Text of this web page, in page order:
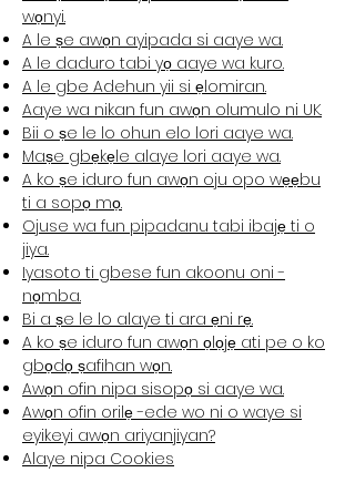
wọnyi.
A le ṣe awọn ayipada si aaye wa.
A le daduro tabi yọ aaye wa kuro.
A le gbe Adehun yii si ẹlomiran.
Aaye wa nikan fun awọn olumulo ni UK.
Bii o ṣe le lo ohun elo lori aaye wa.
Maṣe gbẹkẹle alaye lori aaye wa.
A ko ṣe iduro fun awọn oju opo wẹẹbu
ti a sopọ mọ.
Ojuse wa fun pipadanu tabi ibajẹ ti o
jiya.
Iyasoto ti gbese fun akoonu oni -
nọmba.
Bi a ṣe le lo alaye ti ara ẹni rẹ.
A ko ṣe iduro fun awọn ọlọjẹ ati pe o ko
gbọdọ ṣafihan wọn.
Awọn ofin nipa sisopọ si aaye wa.
Awọn ofin orilẹ -ede wo ni o waye si
eyikeyi awọn ariyanjiyan?
Alaye nipa Cookies